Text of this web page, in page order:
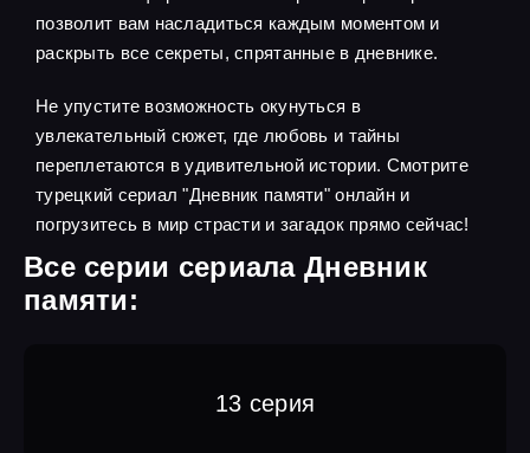
позволит вам насладиться каждым моментом и
раскрыть все секреты, спрятанные в дневнике.
Не упустите возможность окунуться в
увлекательный сюжет, где любовь и тайны
переплетаются в удивительной истории. Смотрите
турецкий сериал "Дневник памяти" онлайн и
погрузитесь в мир страсти и загадок прямо сейчас!
Все серии сериала Дневник
памяти:
13 серия